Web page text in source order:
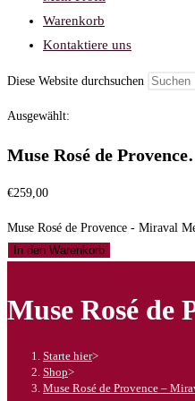
Warenkorb
Kontaktiere uns
Diese Website durchsuchen
Ausgewählt:
Muse Rosé de
€259,00
Muse Rosé de Provence - Miraval
In den Warenkorb
Muse Rosé de
Starte hier>
Shop>
Muse Rosé de Provence –